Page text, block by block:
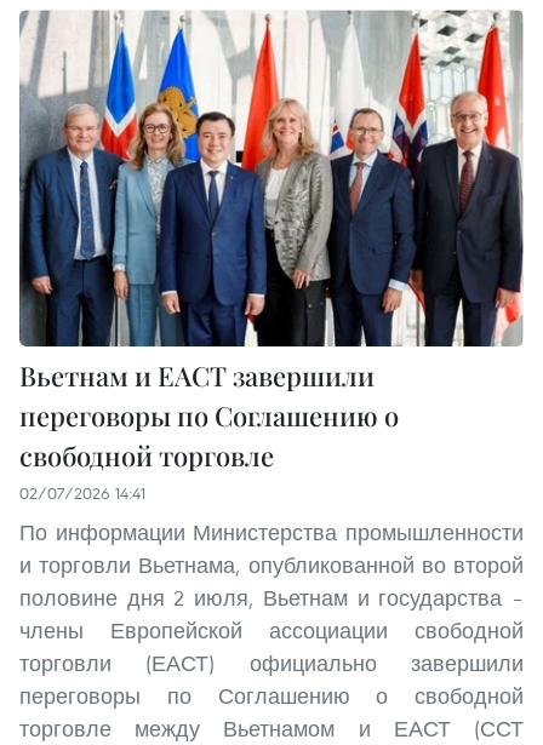
Вьетнам и ЕАСТ завершили
переговоры по Соглашению о
свободной торговле
02/07/2026 14:41
По информации Министерства промышленности
и торговли Вьетнама, опубликованной во второй
половине дня 2 июля, Вьетнам и государства –
члены Европейской ассоциации свободной
торговли (ЕАСТ) официально завершили
переговоры по Соглашению о свободной
торговле между Вьетнамом и ЕАСТ (ССТ